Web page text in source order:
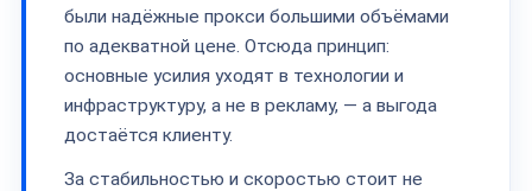
были надёжные прокси большими объёмами
по адекватной цене. Отсюда принцип:
основные усилия уходят в технологии и
инфраструктуру, а не в рекламу, — а выгода
достаётся клиенту.
За стабильностью и скоростью стоит не